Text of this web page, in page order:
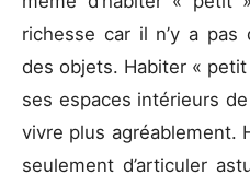
richesse car il n’y a pas
des objets. Habiter «
ses espaces intérieurs
vivre plus agréablement.
seulement d’articuler